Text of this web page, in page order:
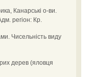
Канарські о-ви.
регіон: Кр.
Чисельність виду
дерев (яловця